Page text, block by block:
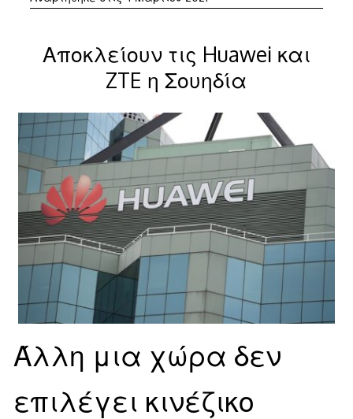
Αποκλείουν τις Huawei και
ZTE η Σουηδία
Άλλη μια χώρα δεν
επιλέγει κινέζικο